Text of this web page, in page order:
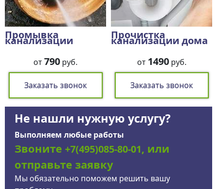
Промывка
канализации
от790 руб.
Заказать звонок
Прочистка
канализации дома
от 1490руб.
Заказать звонок
Не нашли нужную услугу?
Выполняем любые работы
Звоните +7(495)085-80-01, или
отправьте заявку
Мы обязательно поможем решить вашу